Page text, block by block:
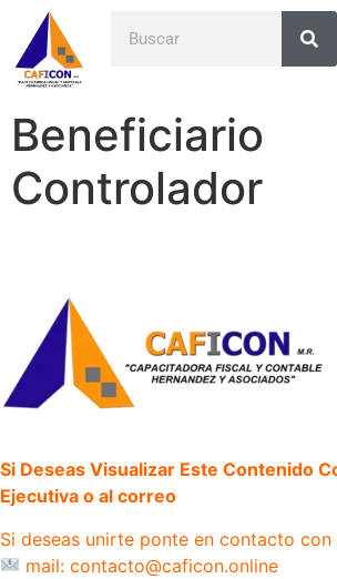
Beneficiario
Controlador
Si Deseas Visualizar Este Contenido
Ejecutiva o al correo
Si deseas unirte ponte en contacto
mail: contacto@caficon.online